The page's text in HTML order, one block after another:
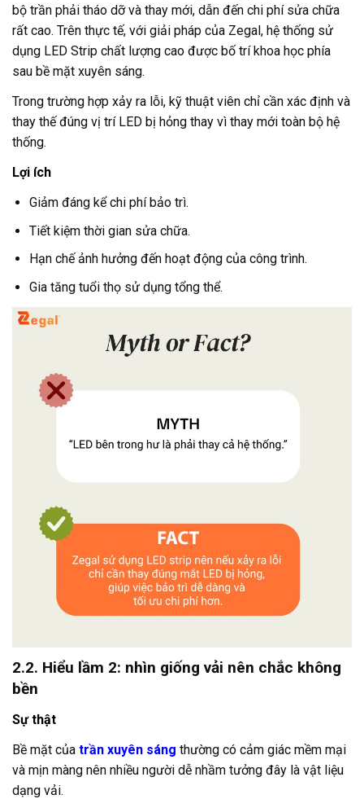
bộ trần phải tháo dỡ và thay mới, dẫn đến chi phí sửa chữa
rất cao. Trên thực tế, với giải pháp của Zegal, hệ thống sử
dụng LED Strip chất lượng cao được bố trí khoa học phía
sau bề mặt xuyên sáng.
Trong trường hợp xảy ra lỗi, kỹ thuật viên chỉ cần xác định và
thay thế đúng vị trí LED bị hỏng thay vì thay mới toàn bộ hệ
thống.
Lợi ích
Giảm đáng kể chi phí bảo trì.
Tiết kiệm thời gian sửa chữa.
Hạn chế ảnh hưởng đến hoạt động của công trình.
Gia tăng tuổi thọ sử dụng tổng thể.
2.2. Hiểu lầm 2: nhìn giống vải nên chắc không
bền
Sự thật
Bề mặt của trần xuyên sáng thường có cảm giác mềm mại
và mịn màng nên nhiều người dễ nhầm tưởng đây là vật liệu
dạng vải.